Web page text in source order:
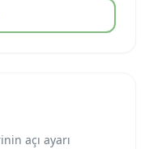
açı ayarı